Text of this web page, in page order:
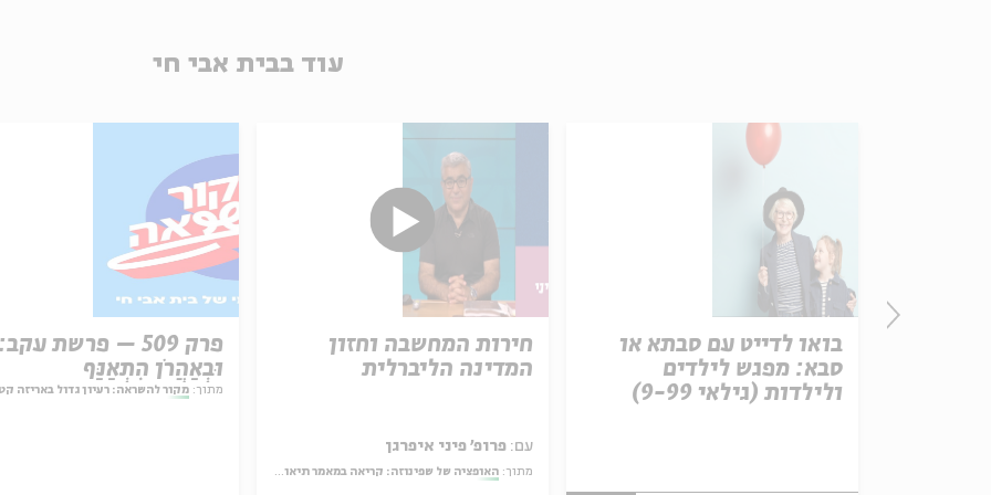
עוד בבית אבי חי
פרק 509 – פרשת עקב:
וּבְאַהֲרֹן הִתְאַנַּף
מתוך: מקור להשראה: רעיון גדול באריזה
חירות המחשבה וחזון
המדינה הליברלית
עם: פרופ' פיני איפרגן
מתוך: האופציה של שפינוזה: קריאה במאמר תיאולוגי־מדיני
בואו לדייט עם סבתא או
סבא: מפגש לילדים
ולילדות (גילאי 9-99)